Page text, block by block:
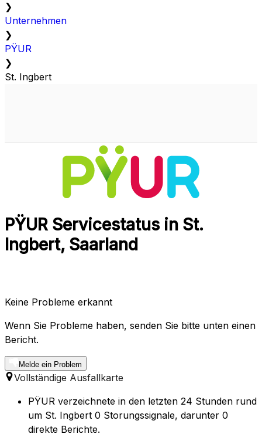
❯
Unternehmen
❯
PŸUR
❯
St. Ingbert
PŸUR Servicestatus in St.
Ingbert, Saarland
Keine Probleme erkannt
Wenn Sie Probleme haben, senden Sie bitte unten einen
Bericht.
Melde ein Problem
Vollständige Ausfallkarte
PŸUR verzeichnete in den letzten 24 Stunden rund
um St. Ingbert 0 Storungssignale, darunter 0
direkte Berichte.